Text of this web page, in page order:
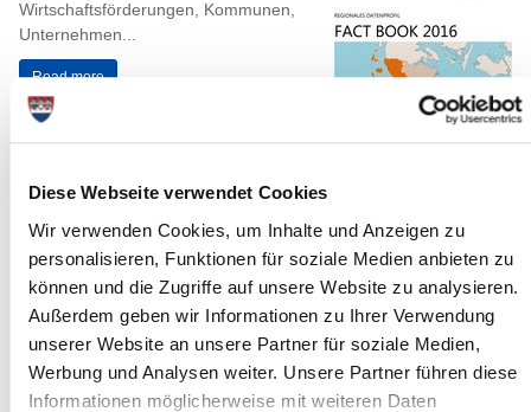
Diese Webseite verwendet Cookies
Wir verwenden Cookies, um Inhalte und Anzeigen zu
personalisieren, Funktionen für soziale Medien anbieten zu
können und die Zugriffe auf unsere Website zu analysieren.
Außerdem geben wir Informationen zu Ihrer Verwendung
unserer Website an unsere Partner für soziale Medien,
Werbung und Analysen weiter. Unsere Partner führen diese
Informationen möglicherweise mit weiteren Daten
Wirtschaftsförderungen, Kommunen,
Unternehmen...
Read more
„Medizin – Gestern und Heute“ im
Kreismuseum
„Medizin – Gestern und Heute“ lautet
der Titel der Ausstellung im
Kreismuseum Prinzeßhof, die am 29.